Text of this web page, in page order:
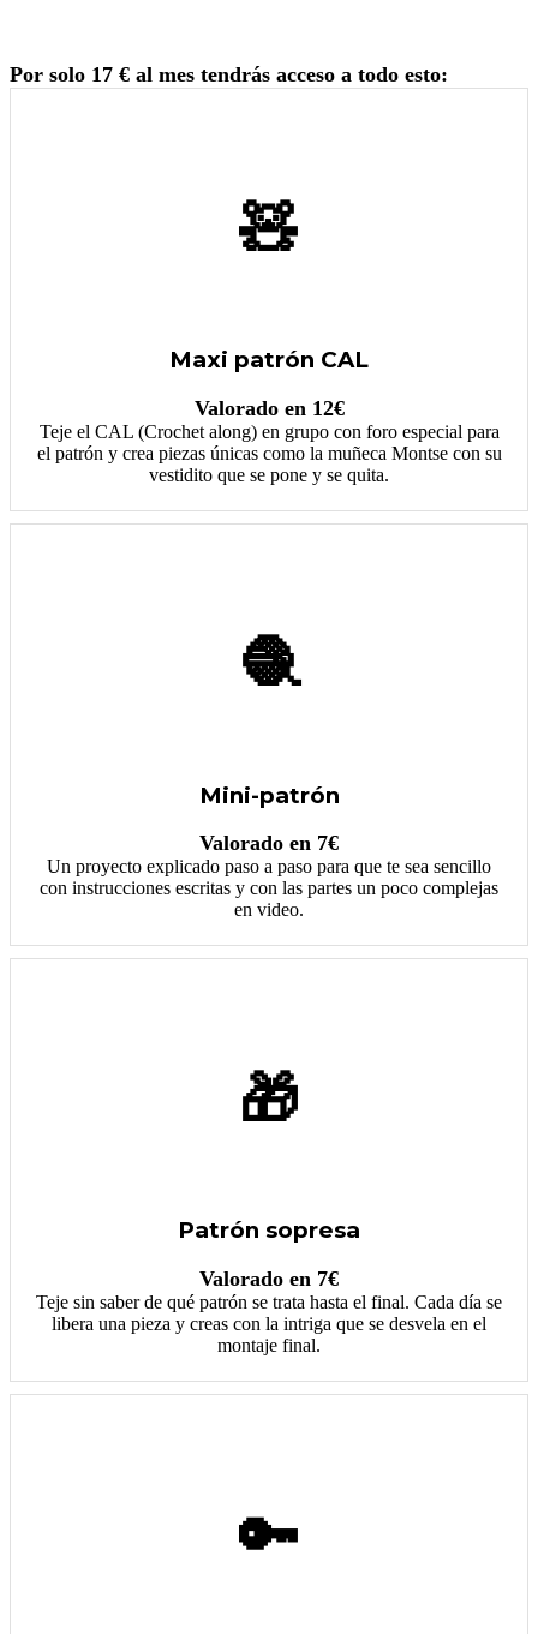
Por solo 17 € al mes tendrás acceso a todo esto:
🧸
Maxi patrón CAL
Valorado en 12€
Teje el CAL (Crochet along) en grupo con foro especial para
el patrón y crea piezas únicas como la muñeca Montse con su
vestidito que se pone y se quita.
🧶
Mini-patrón
Valorado en 7€
Un proyecto explicado paso a paso para que te sea sencillo
con instrucciones escritas y con las partes un poco complejas
en video.
🎁
Patrón sopresa
Valorado en 7€
Teje sin saber de qué patrón se trata hasta el final. Cada día se
libera una pieza y creas con la intriga que se desvela en el
montaje final.
🔑